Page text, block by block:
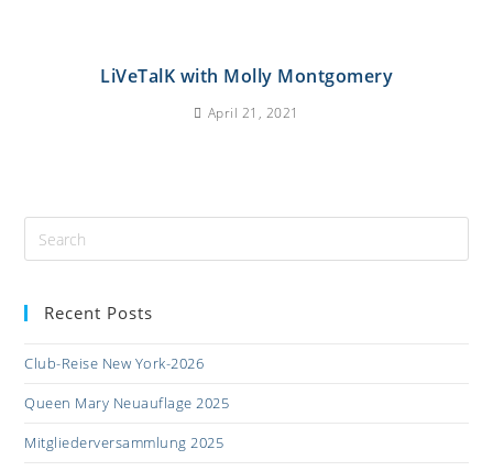
LiVeTalK with Molly Montgomery
April 21, 2021
Recent Posts
Club-Reise New York-2026
Queen Mary Neuauflage 2025
Mitgliederversammlung 2025